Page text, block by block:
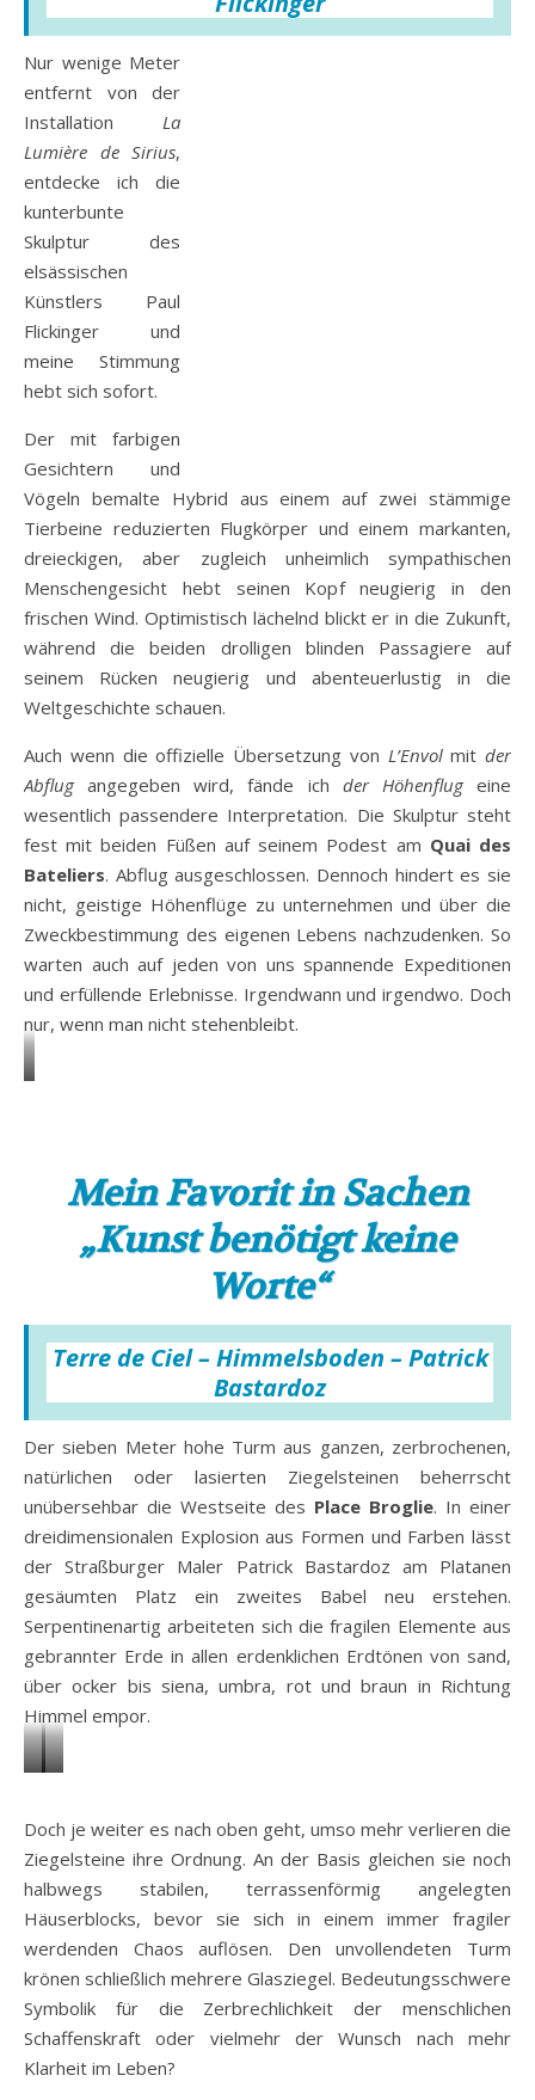
Nur wenige Meter
entfernt von der
Installation La
Lumière de Sirius,
entdecke ich die
kunterbunte
Skulptur des
elsässischen
Künstlers Paul
Flickinger und
meine Stimmung
hebt sich sofort.
Der mit farbigen
Gesichtern und
Vögeln bemalte Hybrid aus einem auf zwei stämmige
Tierbeine reduzierten Flugkörper und einem markanten,
dreieckigen, aber zugleich unheimlich sympathischen
Menschengesicht hebt seinen Kopf neugierig in den
frischen Wind. Optimistisch lächelnd blickt er in die Zukunft,
während die beiden drolligen blinden Passagiere auf
seinem Rücken neugierig und abenteuerlustig in die
Weltgeschichte schauen.
Auch wenn die offizielle Übersetzung von L’Envolmit der
Abflugangegeben wird, fände ich der Höhenflugeine
wesentlich passendere Interpretation. Die Skulptur steht
fest mit beiden Füßen auf seinem Podest am Quai des
Bateliers. Abflug ausgeschlossen. Dennoch hindert es sie
nicht, geistige Höhenflüge zu unternehmen und über die
Zweckbestimmung des eigenen Lebens nachzudenken. So
warten auch auf jeden von uns spannende Expeditionen
und erfüllende Erlebnisse. Irgendwann und irgendwo. Doch
nur, wenn man nicht stehenbleibt.
L’Envol
Flickinger
(4)
Mein Favorit in Sachen
„Kunst benötigt keine
Worte“
Terre de Ciel – Himmelsboden – Patrick
Bastardoz
Der sieben Meter hohe Turm aus ganzen, zerbrochenen,
natürlichen oder lasierten Ziegelsteinen beherrscht
unübersehbar die Westseite des Place Broglie. In einer
dreidimensionalen Explosion aus Formen und Farben lässt
der Straßburger Maler Patrick Bastardoz am Platanen
gesäumten Platz ein zweites Babel neu erstehen.
Serpentinenartig arbeiteten sich die fragilen Elemente aus
gebrannter Erde in allen erdenklichen Erdtönen von sand,
über ocker bis siena, umbra, rot und braun in Richtung
Himmel empor.
Terre
ciel
–
Patrick
Bastardoz
–
Place
Broglie
(18)
Terre
ciel
–
Patrick
Bastardoz
–
Place
Broglie
(18)
Doch je weiter es nach oben geht, umso mehr verlieren die
Ziegelsteine ihre Ordnung. An der Basis gleichen sie noch
halbwegs stabilen, terrassenförmig angelegten
Häuserblocks, bevor sie sich in einem immer fragiler
werdenden Chaos auflösen. Den unvollendeten Turm
krönen schließlich mehrere Glasziegel. Bedeutungsschwere
Symbolik für die Zerbrechlichkeit der menschlichen
Schaffenskraft oder vielmehr der Wunsch nach mehr
Klarheit im Leben?